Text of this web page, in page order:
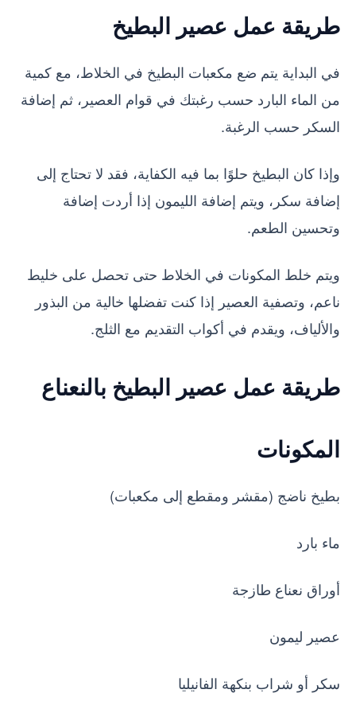
طريقة عمل عصير البطيخ
في البداية يتم ضع مكعبات البطيخ في الخلاط، مع كمية
من الماء البارد حسب رغبتك في قوام العصير، ثم إضافة
السكر حسب الرغبة.
وإذا كان البطيخ حلوًا بما فيه الكفاية، فقد لا تحتاج إلى
إضافة سكر، ويتم إضافة الليمون إذا أردت إضافة
وتحسين الطعم.
ويتم خلط المكونات في الخلاط حتى تحصل على خليط
ناعم، وتصفية العصير إذا كنت تفضلها خالية من البذور
والألياف، ويقدم في أكواب التقديم مع الثلج.
طريقة عمل عصير البطيخ بالنعناع
المكونات
بطيخ ناضج (مقشر ومقطع إلى مكعبات)
ماء بارد
أوراق نعناع طازجة
عصير ليمون
سكر أو شراب بنكهة الفانيليا